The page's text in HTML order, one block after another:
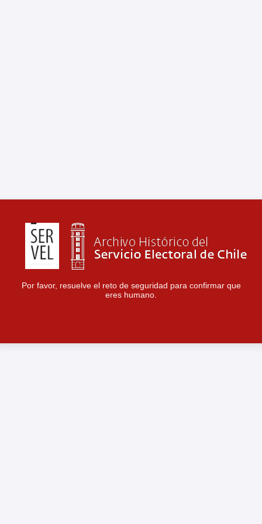
Por favor, resuelve el reto de seguridad para confirmar que
eres humano.